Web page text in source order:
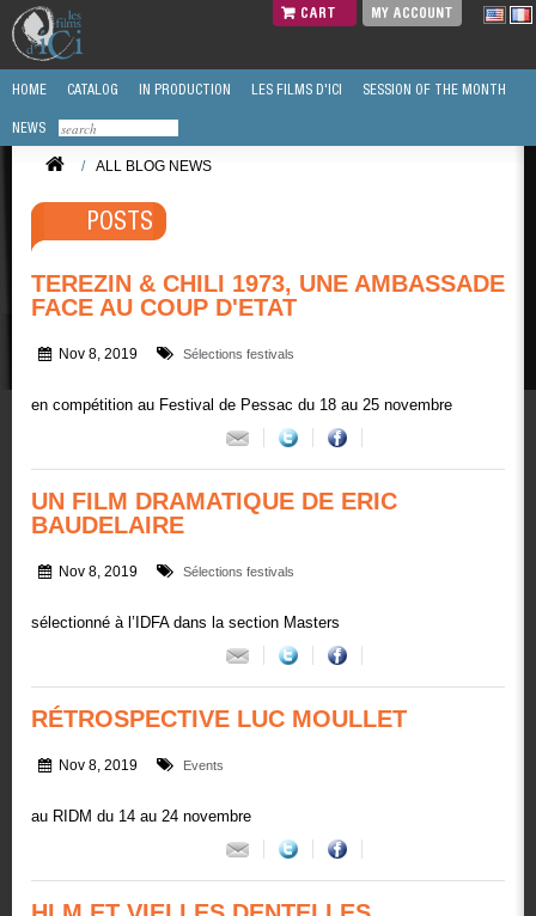
CART MY ACCOUNT
HOME CATALOG IN PRODUCTION LES FILMS D'ICI SESSION OF THE MONTH
NEWS
/ ALL BLOG NEWS
POSTS
TEREZIN & CHILI 1973, UNE AMBASSADE
FACE AU COUP D'ETAT
Nov 8, 2019 Sélections festivals
en compétition au Festival de Pessac du 18 au 25 novembre
UN FILM DRAMATIQUE DE ERIC
BAUDELAIRE
Nov 8, 2019 Sélections festivals
sélectionné à l’IDFA dans la section Masters
RÉTROSPECTIVE LUC MOULLET
Nov 8, 2019 Events
au RIDM du 14 au 24 novembre